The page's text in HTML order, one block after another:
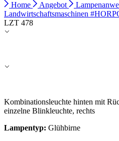
Home
Angebot
Landwirtschaftsmaschinen
LZT 478
Kombinationsleuchte hinten mit
einzelne Blinkleuchte, rechts
Lampentyp: Glühbirne